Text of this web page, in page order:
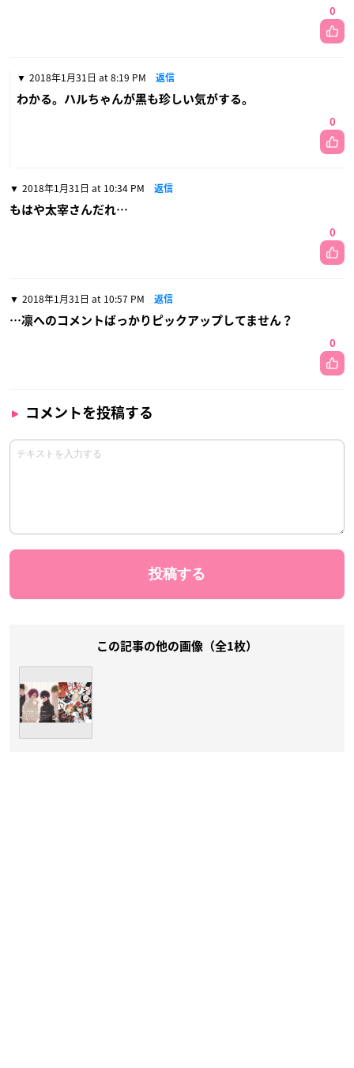
0
2018年1月31日 at 8:19 PM 返信
わかる。ハルちゃんが黒も珍しい気がする。
0
2018年1月31日 at 10:34 PM 返信
もはや太宰さんだれ…
0
2018年1月31日 at 10:57 PM 返信
…凛へのコメントばっかりピックアップしてません？
0
コメントを投稿する
この記事の他の画像（全1枚）